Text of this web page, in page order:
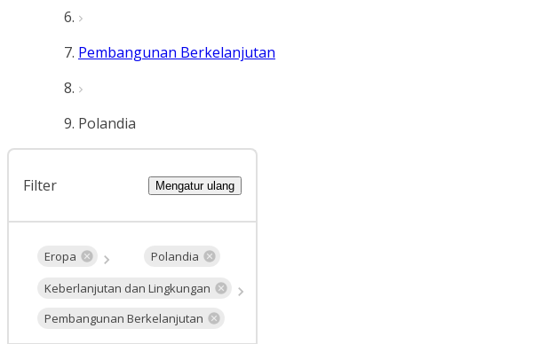
Pembangunan Berkelanjutan
Polandia
Filter Mengatur ulang
Eropa
Polandia
Keberlanjutan dan Lingkungan
Pembangunan Berkelanjutan